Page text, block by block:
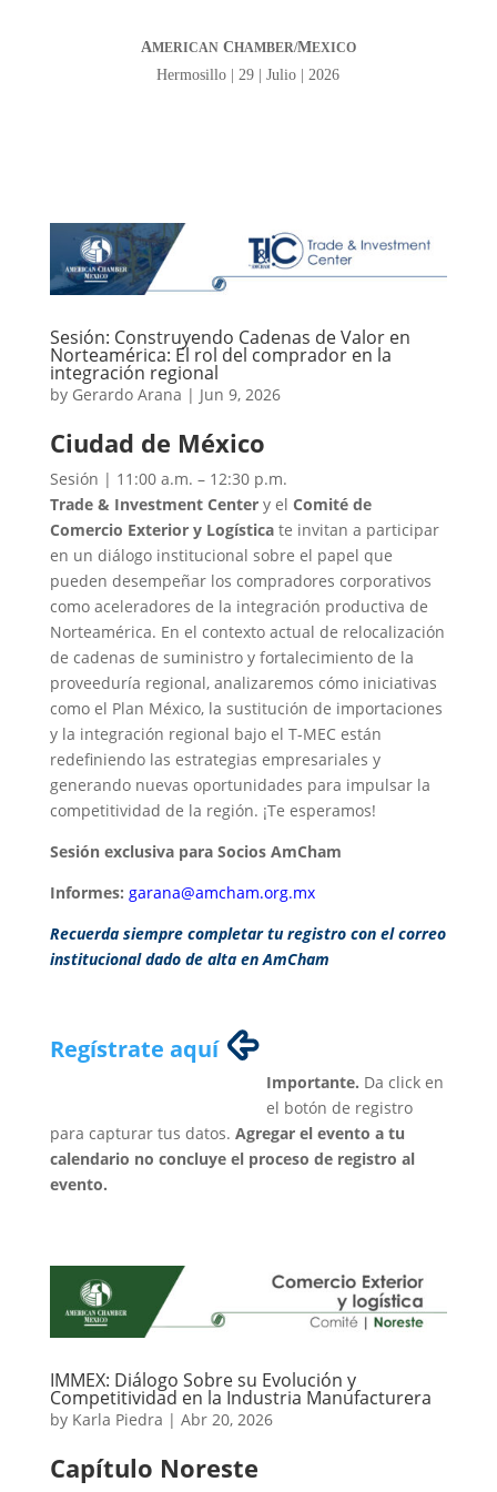
AMERICANCHAMBER/MEXICO
Hermosillo | 29 | Julio | 2026
Sesión: Construyendo Cadenas de Valor en
Norteamérica: El rol del comprador en la
integración regional
by Gerardo Arana | Jun 9, 2026
Ciudad de México
Sesión | 11:00 a.m. – 12:30 p.m.
Trade & Investment Centery el Comité de
Comercio Exterior y Logísticate invitan a participar
en un diálogo institucional sobre el papel que
pueden desempeñar los compradores corporativos
como aceleradores de la integración productiva de
Norteamérica. En el contexto actual de relocalización
de cadenas de suministro y fortalecimiento de la
proveeduría regional, analizaremos cómo iniciativas
como el Plan México, la sustitución de importaciones
y la integración regional bajo el T-MEC están
redefiniendo las estrategias empresariales y
generando nuevas oportunidades para impulsar la
competitividad de la región. ¡Te esperamos!
Sesión exclusiva para Socios AmCham
Informes: garana@amcham.org.mx
Recuerda siempre completar tu registro con el correo
institucional dado de alta en AmCham
Regístrate aquí
Importante. Da click en
el botón de registro
para capturar tus datos. Agregar el evento a tu
calendario no concluye el proceso de registro al
evento.
IMMEX: Diálogo Sobre su Evolución y
Competitividad en la Industria Manufacturera
by Karla Piedra | Abr 20, 2026
Capítulo Noreste